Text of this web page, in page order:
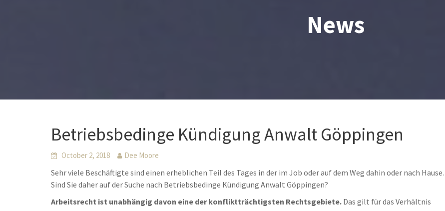
News
Betriebsbedinge Kündigung Anwalt Göppingen
October 2, 2018 Dee Moore
Sehr viele Beschäftigte sind einen erheblichen Teil des Tages in der im Job oder auf dem Weg dahin oder nach Hause.
Sind Sie daher auf der Suche nach Betriebsbedinge Kündigung Anwalt Göppingen?
Arbeitsrecht ist unabhängig davon eine der konfliktträchtigsten Rechtsgebiete. Das gilt für das Verhältnis